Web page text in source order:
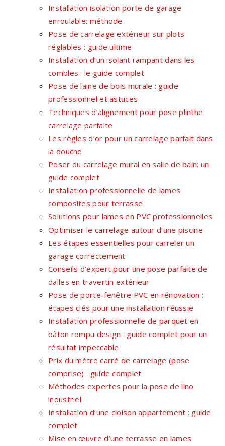
Installation isolation porte de garage
enroulable: méthode
Pose de carrelage extérieur sur plots
réglables : guide ultime
Installation d’un isolant rampant dans les
combles : le guide complet
Pose de laine de bois murale : guide
professionnel et astuces
Techniques d’alignement pour pose plinthe
carrelage parfaite
Les règles d’or pour un carrelage parfait dans
la douche
Poser du carrelage mural en salle de bain: un
guide complet
Installation professionnelle de lames
composites pour terrasse
Solutions pour lames en PVC professionnelles
Optimiser le carrelage autour d’une piscine
Les étapes essentielles pour carreler un
garage correctement
Conseils d’expert pour une pose parfaite de
dalles en travertin extérieur
Pose de porte-fenêtre PVC en rénovation :
étapes clés pour une installation réussie
Installation professionnelle de parquet en
bâton rompu design : guide complet pour un
résultat impeccable
Prix du mètre carré de carrelage (pose
comprise) : guide complet
Méthodes expertes pour la pose de lino
industriel
Installation d’une cloison appartement : guide
complet
Mise en œuvre d’une terrasse en lames